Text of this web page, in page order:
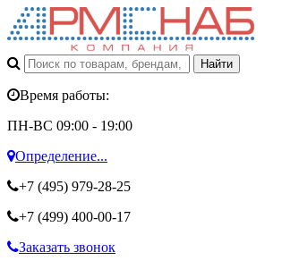
Время работы:
ПН-ВС 09:00 - 19:00
Определение...
+7 (495) 979-28-25
+7 (499) 400-00-17
Заказать звонок